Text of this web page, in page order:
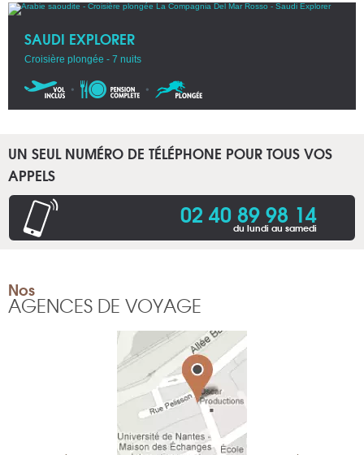
SAUDI EXPLORER
Croisière plongée - 7 nuits
UN SEUL NUMÉRO DE TÉLÉPHONE POUR TOUS VOS
APPELS
02 40 89 98 14
du lundi au samedi
Nos
AGENCES DE VOYAGE